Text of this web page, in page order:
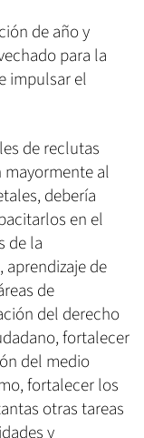
de año y
para la
impulsar el
de reclutas
al
debería
en el
de la
de
de
del derecho
fortalecer
del medio
fortalecer los
otras tareas
y